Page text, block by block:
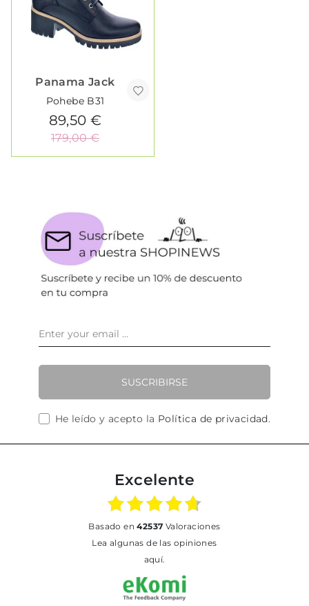
Panama Jack
Pohebe B31
89,50 €
179,00 €
SUSCRIBIRSE
He leído y acepto la Política de privacidad.
Excelente
basado en42537 Valoraciones
Lea algunas de las opiniones
aquí.